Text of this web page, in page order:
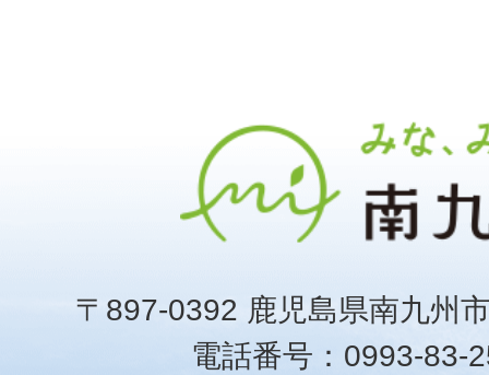
〒897-0392 鹿児島県南九州
電話番号：0993-83-